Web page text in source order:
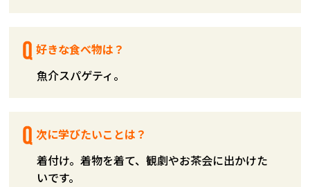
好きな食べ物は？
魚介スパゲティ。
次に学びたいことは？
着付け。着物を着て、観劇やお茶会に出かけた
いです。